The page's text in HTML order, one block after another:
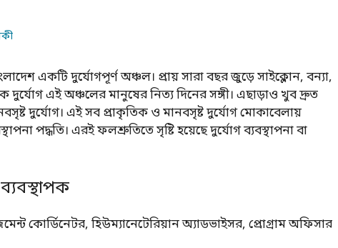
একটি দুর্যোগপূর্ণ অঞ্চল। প্রায় সারা বছর জুড়ে সাইক্লোন, বন্যা,
দুর্যোগ এই অঞ্চলের মানুষের নিত্য দিনের সঙ্গী। এছাড়াও খুব দ্রুত
দুর্যোগ। এই সব প্রাকৃতিক ও মানবসৃষ্ট দুর্যোগ মোকাবেলায়
পদ্ধতি। এরই ফলশ্রুতিতে সৃষ্টি হয়েছে দুর্যোগ ব্যবস্থাপনা বা
কোর্ডিনেটর, হিউম্যানেটেরিয়ান অ্যাডভাইসর, প্রোগ্রাম অফিসার